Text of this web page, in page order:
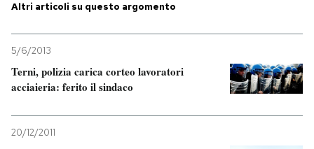
I MIEI PREFERITI
SHOP
Altri articoli su questo argomento
5/6/2013
Terni, polizia carica corteo lavoratori
acciaieria: ferito il sindaco
20/12/2011